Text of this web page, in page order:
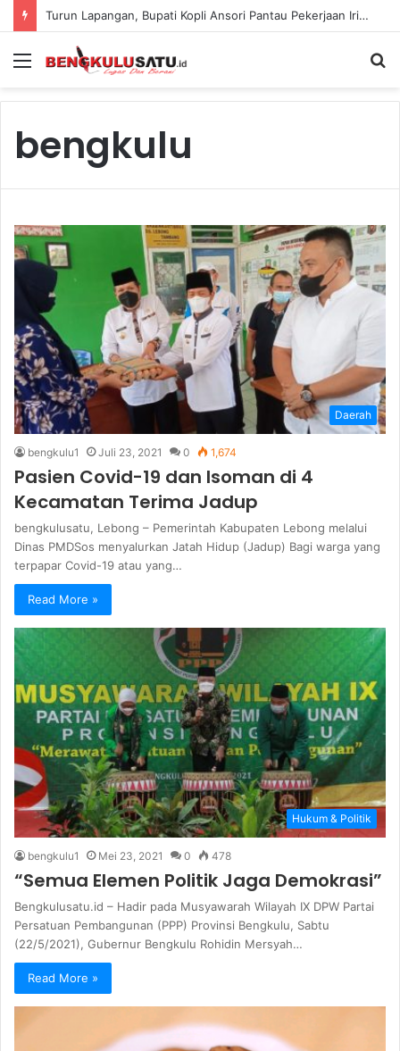
Turun Lapangan, Bupati Kopli Ansori Pantau Pekerjaan Irigasi Cendam Atas Senilai Rp2,6 M
Menu
bengkulu
Daerah
bengkulu1 Juli 23, 2021 0 1,674
Pasien Covid-19 dan Isoman di 4
Kecamatan Terima Jadup
bengkulusatu, Lebong – Pemerintah Kabupaten Lebong melalui
Dinas PMDSos menyalurkan Jatah Hidup (Jadup) Bagi warga yang
terpapar Covid-19 atau yang…
Read More »
Hukum & Politik
bengkulu1 Mei 23, 2021 0 478
“Semua Elemen Politik Jaga Demokrasi”
Bengkulusatu.id – Hadir pada Musyawarah Wilayah IX DPW Partai
Persatuan Pembangunan (PPP) Provinsi Bengkulu, Sabtu
(22/5/2021), Gubernur Bengkulu Rohidin Mersyah…
Read More »